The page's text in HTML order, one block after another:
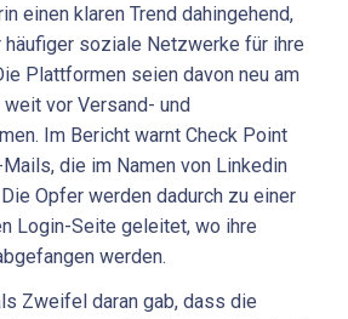
einen klaren Trend dahingehend,
soziale Netzwerke für ihre
Plattformen seien davon neu am
vor Versand- und
Im Bericht warnt Check Point
die im Namen von Linkedin
Opfer werden dadurch zu einer
Login-Seite geleitet, wo ihre
werden.
Zweifel daran gab, dass die